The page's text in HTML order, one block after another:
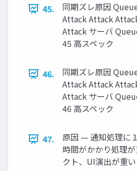
45.
同期ズレ原因
Attack Attack
Attack サーバ
45 高スペック
46.
同期ズレ原因
Attack Attack
Attack サーバ
46 高スペック
47.
原因 — 通知処理に
時間がかかり処理
クト、UI演出が重